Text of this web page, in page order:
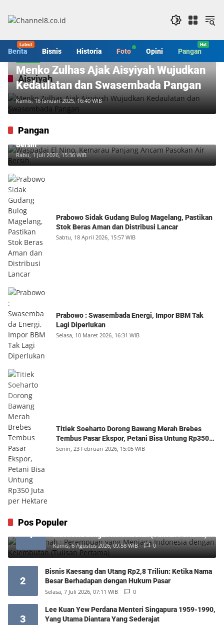
konten
Berita Bisnis Historia Foto Opini Pangan
Aisyiyah
Menko Zulhas Ajak Aisyiyah Wujudkan
Kedaulatan dan Swasembada Pangan
Kamis, 16 Januari 2025, 16:40 WIB
Pangan
Waspadai El Nino, Kemarau Panjang Ancam Pasokan Air
Bersih
Rabu, 1 Juli 2026, 15:36 WIB
Prabowo Sidak Gudang Bulog Magelang, Pastikan
Stok Beras Aman dan Distribusi Lancar
Sabtu, 18 April 2026, 15:57 WIB
Prabowo : Swasembada Energi, Impor BBM Tak
Lagi Diperlukan
Selasa, 10 Maret 2026, 16:31 WIB
Titiek Soeharto Dorong Bawang Merah Brebes
Tembus Pasar Ekspor, Petani Bisa Untung Rp350
Juta per Hektare
Senin, 23 Februari 2026, 15:05 WIB
Pos Populer
1
Siti Hartinah : Perempuan yang Menjaga
Kamis, 6 Agustus 2026, 09:58 WIB 0
2
Bisnis Kaesang dan Utang Rp2,8 Triliun: Ketika Nama
Besar Berhadapan dengan Hukum Pasar
Selasa, 7 Juli 2026, 07:11 WIB 0
3
Lee Kuan Yew Perdana Menteri Singapura 1959-1990,
Yang Utama Diantara Yang Sederajat